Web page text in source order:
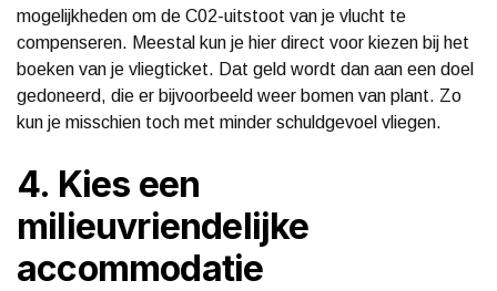
mogelijkheden om de C02-uitstoot van je vlucht te
compenseren. Meestal kun je hier direct voor kiezen bij het
boeken van je vliegticket. Dat geld wordt dan aan een doel
gedoneerd, die er bijvoorbeeld weer bomen van plant. Zo
kun je misschien toch met minder schuldgevoel vliegen.
4. Kies een
milieuvriendelijke
accommodatie